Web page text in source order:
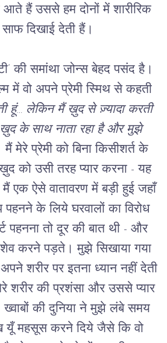
हैं उससे हम दोनों में शारीरिक
दिखाई देती हैं।
की समांथा जोन्स बेहद पसंद है।
में वो अपने प्रेमी स्मिथ से कहती
हूं… लेकिन मैं ख़ुद से ज़्यादा करती
के साथ नाता रहा है और मुझे
मैं मेरे प्रेमी को बिना किसीशर्त के
को उसी तरह प्यार करना - यह
एक ऐसे वातावरण में बड़ी हुई जहाँ
पहनने के लिये घरवालों का विरोध
पहनना तो दूर की बात थी - और
शेव करने पड़ते। मुझे सिखाया गया
शरीर पर इतना ध्यान नहीं देती
की प्रशंसा और उससे प्यार
ख्वाबों की दुनिया ने मुझे लंबे समय
यूँ महसूस करने दिये जैसे कि वो